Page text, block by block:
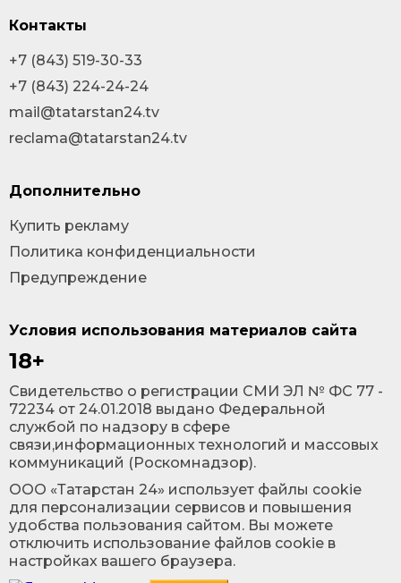
Условия использования материалов сайта
18+
Cвидетельство о регистрации СМИ ЭЛ № ФС 77 -
72234 от 24.01.2018 выдано Федеральной
службой по надзору в сфере
связи,информационных технологий и массовых
коммуникаций (Роскомнадзор).
ООО «Татарстан 24» использует файлы cookie
для персонализации сервисов и повышения
удобства пользования сайтом. Вы можете
отключить использование файлов cookie в
настройках вашего браузера.
Контакты
+7 (843) 519-30-33
+7 (843) 224-24-24
mail@tatarstan24.tv
reclama@tatarstan24.tv
Дополнительно
Купить рекламу
Политика конфиденциальности
Предупреждение